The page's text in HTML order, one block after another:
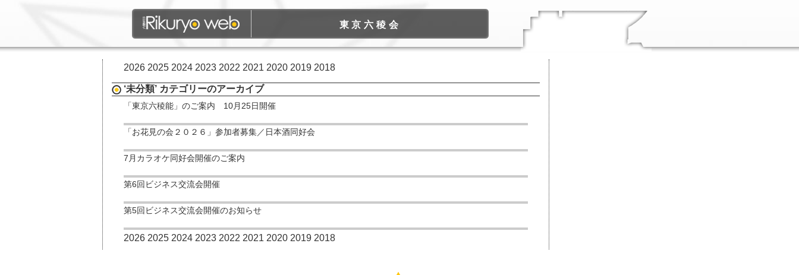
東京六稜会
2026 2025 2024 2023 2022 2021 2020 2019 2018
‘未分類’ カテゴリーのアーカイブ
「東京六稜能」のご案内 10月25日開催
「お花見の会２０２６」参加者募集／日本酒同好会
7月カラオケ同好会開催のご案内
第6回ビジネス交流会開催
第5回ビジネス交流会開催のお知らせ
2026 2025 2024 2023 2022 2021 2020 2019 2018